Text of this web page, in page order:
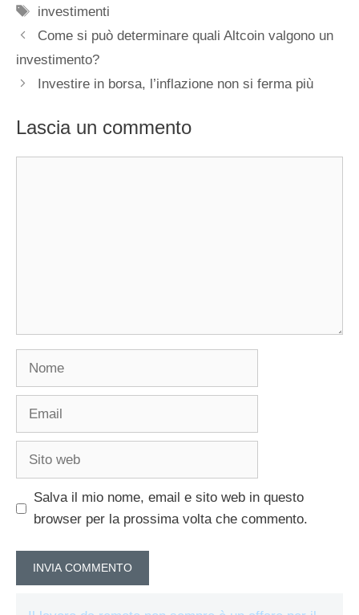
Tag
investimenti
Come si può determinare quali Altcoin valgono un
investimento?
Investire in borsa, l’inflazione non si ferma più
Lascia un commento
Nome
Email
Sito
Salva il mio nome, email e sito web in questo
browser per la prossima volta che commento.